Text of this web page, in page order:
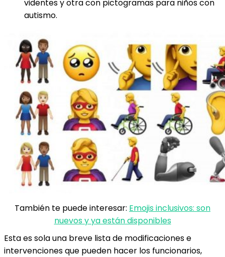
videntes y otra con pictogramas para niños con
autismo.
También te puede interesar: Emojis inclusivos: son
nuevos y ya están disponibles
Esta es sola una breve lista de modificaciones e
intervenciones que pueden hacer los funcionarios,